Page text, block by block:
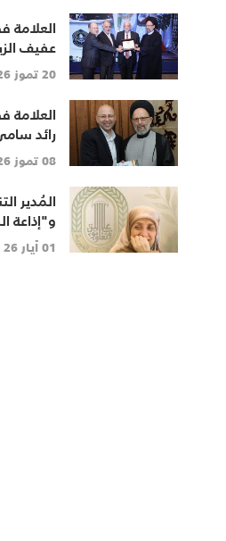
العلامة
عفيف
المبرّات
الإنسان
20 تموز 26 - 12:01
العلامة
رائد
إعادة
08 تموز 26 - 12:59
المُدير
و"إذاعة
ناعيًا
الكبرى"
01 أيار 26 - 21:41